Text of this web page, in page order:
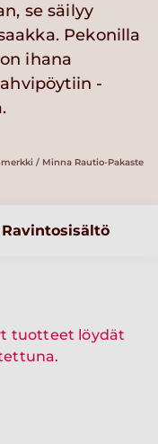
se säilyy
Pekonilla
ihana
-
/ Minna Rautio-Pakaste
Ravintosisältö
tuotteet löydät